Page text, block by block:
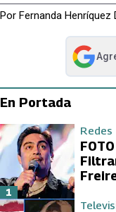
Por Fernanda Henríquez
abre en
En Portada
Redes
1